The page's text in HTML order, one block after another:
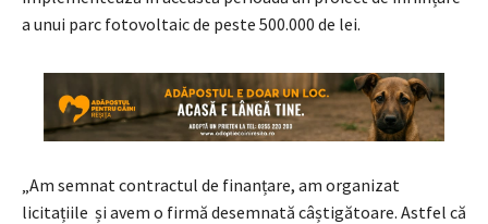
a unui parc fotovoltaic de peste 500.000 de lei.
„Am semnat contractul de finanțare, am organizat
licitațiile și avem o firmă desemnată câștigătoare. Astfel că